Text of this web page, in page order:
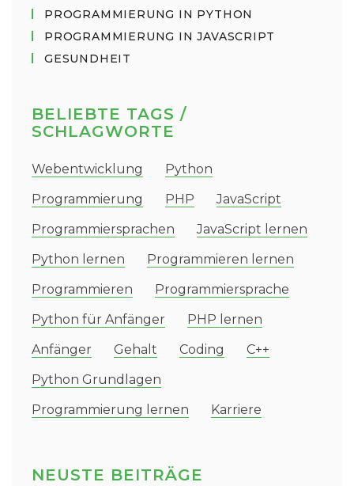
PROGRAMMIERUNG IN PYTHON
PROGRAMMIERUNG IN JAVASCRIPT
GESUNDHEIT
BELIEBTE TAGS /
SCHLAGWORTE
Webentwicklung
Python
Programmierung
PHP
JavaScript
Programmiersprachen
JavaScript lernen
Python lernen
Programmieren lernen
Programmieren
Programmiersprache
Python für Anfänger
PHP lernen
Anfänger
Gehalt Coding
C++
Python Grundlagen
Programmierung lernen
Karriere
NEUSTE BEITRÄGE